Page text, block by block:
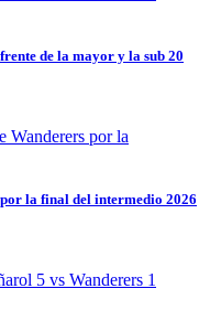
de la mayor y la sub 20
la final del intermedio 2026